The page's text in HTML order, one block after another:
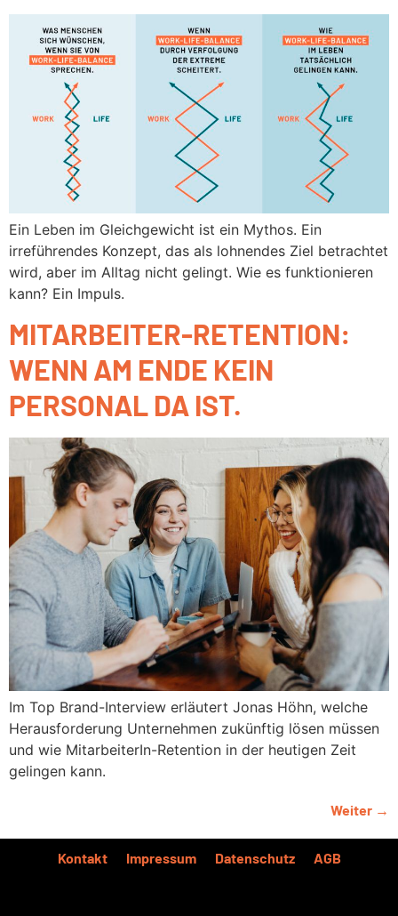
Ein Leben im Gleichgewicht ist ein Mythos. Ein
irreführendes Konzept, das als lohnendes Ziel betrachtet
wird, aber im Alltag nicht gelingt. Wie es funktionieren
kann? Ein Impuls.
MITARBEITER-RETENTION:
WENN AM ENDE KEIN
PERSONAL DA IST.
Im Top Brand-Interview erläutert Jonas Höhn, welche
Herausforderung Unternehmen zukünftig lösen müssen
und wie MitarbeiterIn-Retention in der heutigen Zeit
gelingen kann.
Weiter →
Kontakt Impressum Datenschutz AGB